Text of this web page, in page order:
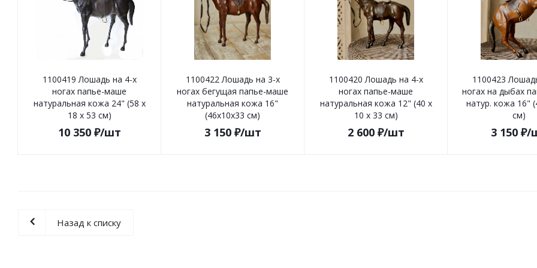
1100419 Лошадь на 4-х
ногах папье-маше
натуральная кожа 24" (58 х
18 х 53 см)
10 350₽/шт
1100422 Лошадь на 3-х
ногах бегущая папье-маше
натуральная кожа 16"
(46х10х33 см)
3 150₽/шт
1100420 Лошадь на 4-х
ногах папье-маше
натуральная кожа 12" (40 х
10 х 33 см)
2 600₽/шт
1100423
ногах на дыбах
натур. кожа 16"
см)
3 150₽/
Назад к списку